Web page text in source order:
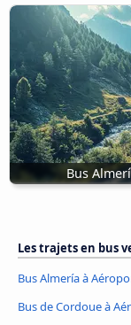
Bus
Les trajets en bus
Bus Almería à
Bus de Cordoue à